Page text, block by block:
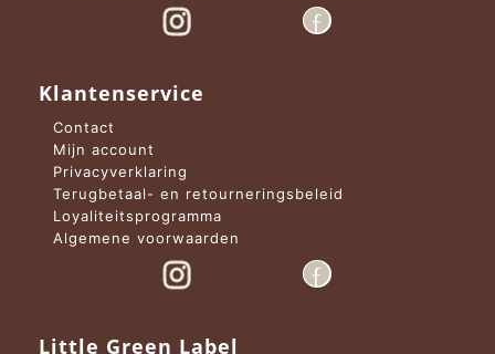
Klantenservice
Contact
Mijn account
Privacyverklaring
Terugbetaal- en retourneringsbeleid
Loyaliteitsprogramma
Algemene voorwaarden
Little Green Label